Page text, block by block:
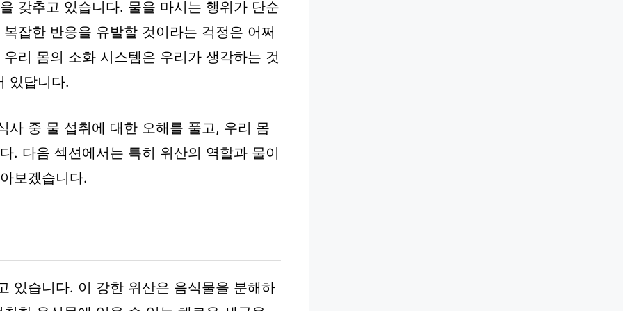
갖추고 있습니다. 물을 마시는 행위가 단순
잡한 반응을 유발할 것이라는 걱정은 어쩌
리 몸의 소화 시스템은 우리가 생각하는 것
있답니다.
사 중 물 섭취에 대한 오해를 풀고, 우리 몸
. 다음 섹션에서는 특히 위산의 역할과 물이
보겠습니다.
있습니다. 이 강한 위산은 음식물을 분해하